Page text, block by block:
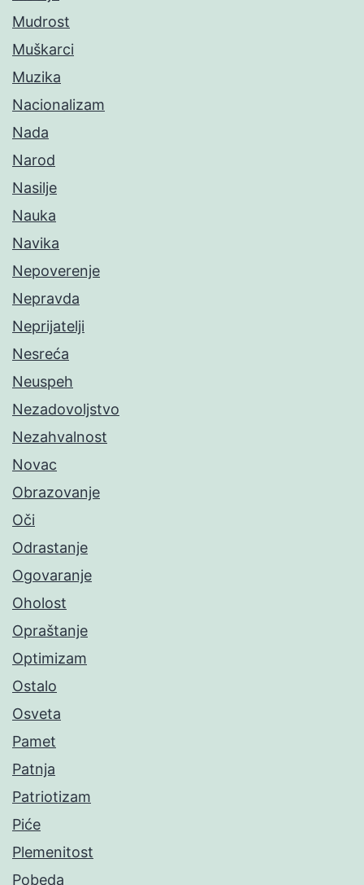
Mudrost
Muškarci
Muzika
Nacionalizam
Nada
Narod
Nasilje
Nauka
Navika
Nepoverenje
Nepravda
Neprijatelji
Nesreća
Neuspeh
Nezadovoljstvo
Nezahvalnost
Novac
Obrazovanje
Oči
Odrastanje
Ogovaranje
Oholost
Opraštanje
Optimizam
Ostalo
Osveta
Pamet
Patnja
Patriotizam
Piće
Plemenitost
Pobeda